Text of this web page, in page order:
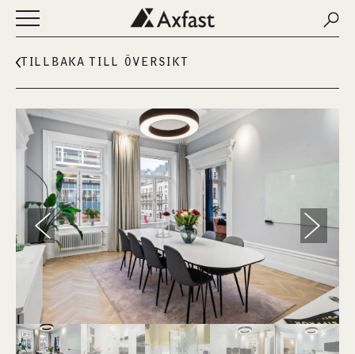
LEDIGA LOKALER
KONTAKT
MINA SIDOR
ENGLISH
Öppna eller stäng navigering
TILLBAKA TILL ÖVERSIKT